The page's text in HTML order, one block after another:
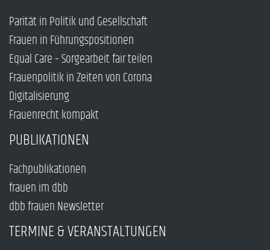
Parität in Politik und Gesellschaft
Frauen in Führungspositionen
Equal Care – Sorgearbeit fair teilen
Frauenpolitik in Zeiten von Corona
Digitalisierung
Frauenrecht kompakt
PUBLIKATIONEN
Fachpublikationen
frauen im dbb
dbb frauen Newsletter
TERMINE & VERANSTALTUNGEN